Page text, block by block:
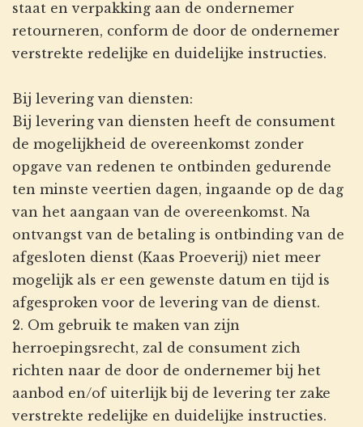
staat en verpakking aan de ondernemer
retourneren, conform de door de ondernemer
verstrekte redelijke en duidelijke instructies.
Bij levering van diensten:
Bij levering van diensten heeft de consument
de mogelijkheid de overeenkomst zonder
opgave van redenen te ontbinden gedurende
ten minste veertien dagen, ingaande op de dag
van het aangaan van de overeenkomst. Na
ontvangst van de betaling is ontbinding van de
afgesloten dienst (Kaas Proeverij) niet meer
mogelijk als er een gewenste datum en tijd is
afgesproken voor de levering van de dienst.
2. Om gebruik te maken van zijn
herroepingsrecht, zal de consument zich
richten naar de door de ondernemer bij het
aanbod en/of uiterlijk bij de levering ter zake
verstrekte redelijke en duidelijke instructies.